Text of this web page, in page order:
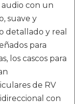
con un
suave y
detallado y real
para
los cascos para
de RV
con